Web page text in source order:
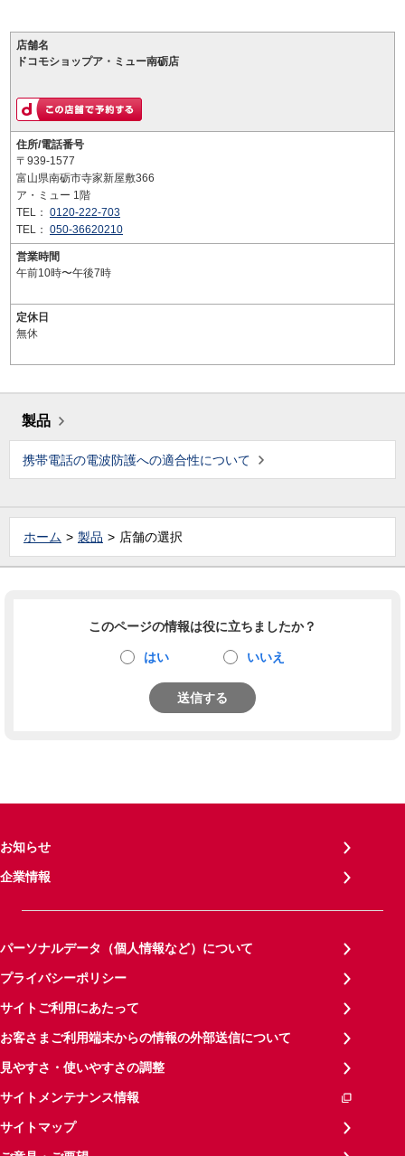
店舗名
ドコモショップア・ミュー南砺店
住所/電話番号
〒939-1577
富山県南砺市寺家新屋敷366
ア・ミュー 1階
TEL： 0120-222-703
TEL： 050-36620210
営業時間
午前10時〜午後7時
定休日
無休
製品
携帯電話の電波防護への適合性について
ホーム 製品 店舗の選択
このページの情報は役に立ちましたか？
はい いいえ
送信する
お知らせ
企業情報
パーソナルデータ（個人情報など）について
プライバシーポリシー
サイトご利用にあたって
お客さまご利用端末からの情報の外部送信について
見やすさ・使いやすさの調整
サイトメンテナンス情報
サイトマップ